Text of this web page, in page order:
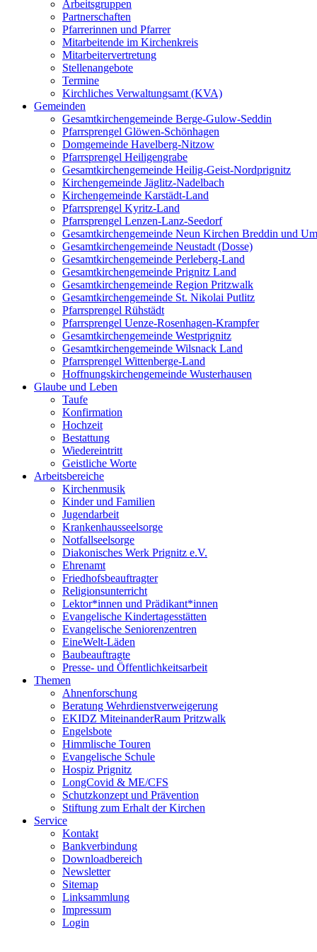
Arbeitsgruppen
Partnerschaften
Pfarrerinnen und Pfarrer
Mitarbeitende im Kirchenkreis
Mitarbeitervertretung
Stellenangebote
Termine
Kirchliches Verwaltungsamt (KVA)
Gemeinden
Gesamtkirchengemeinde Berge-Gulow-Seddin
Pfarrsprengel Glöwen-Schönhagen
Domgemeinde Havelberg-Nitzow
Pfarrsprengel Heiligengrabe
Gesamtkirchengemeinde Heilig-Geist-Nordprignitz
Kirchengemeinde Jäglitz-Nadelbach
Kirchengemeinde Karstädt-Land
Pfarrsprengel Kyritz-Land
Pfarrsprengel Lenzen-Lanz-Seedorf
Gesamtkirchengemeinde Neun Kirchen Breddin und
Gesamtkirchengemeinde Neustadt (Dosse)
Gesamtkirchengemeinde Perleberg-Land
Gesamtkirchengemeinde Prignitz Land
Gesamtkirchengemeinde Region Pritzwalk
Gesamtkirchengemeinde St. Nikolai Putlitz
Pfarrsprengel Rühstädt
Pfarrsprengel Uenze-Rosenhagen-Krampfer
Gesamtkirchengemeinde Westprignitz
Gesamtkirchengemeinde Wilsnack Land
Pfarrsprengel Wittenberge-Land
Hoffnungskirchengemeinde Wusterhausen
Glaube und Leben
Taufe
Konfirmation
Hochzeit
Bestattung
Wiedereintritt
Geistliche Worte
Arbeitsbereiche
Kirchenmusik
Kinder und Familien
Jugendarbeit
Krankenhausseelsorge
Notfallseelsorge
Diakonisches Werk Prignitz e.V.
Ehrenamt
Friedhofsbeauftragter
Religionsunterricht
Lektor*innen und Prädikant*innen
Evangelische Kindertagesstätten
Evangelische Seniorenzentren
EineWelt-Läden
Baubeauftragte
Presse- und Öffentlichkeitsarbeit
Themen
Ahnenforschung
Beratung Wehrdienstverweigerung
EKIDZ MiteinanderRaum Pritzwalk
Engelsbote
Himmlische Touren
Evangelische Schule
Hospiz Prignitz
LongCovid & ME/CFS
Schutzkonzept und Prävention
Stiftung zum Erhalt der Kirchen
Service
Kontakt
Bankverbindung
Downloadbereich
Newsletter
Sitemap
Linksammlung
Impressum
Login